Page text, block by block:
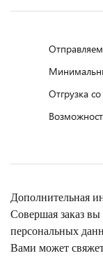
Отгрузка
Дополнительная
Совершая заказ вы
персональных
Вами может